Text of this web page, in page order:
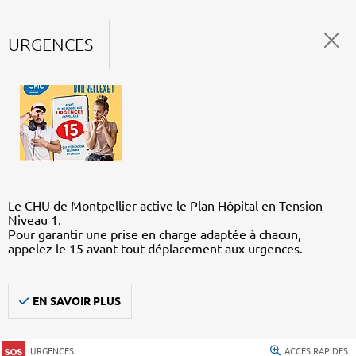
URGENCES
Le CHU de Montpellier active le Plan Hôpital en Tension –
Niveau 1.
Pour garantir une prise en charge adaptée à chacun,
appelez le 15 avant tout déplacement aux urgences.
EN SAVOIR PLUS
URGENCES ACCÈS RAPIDES